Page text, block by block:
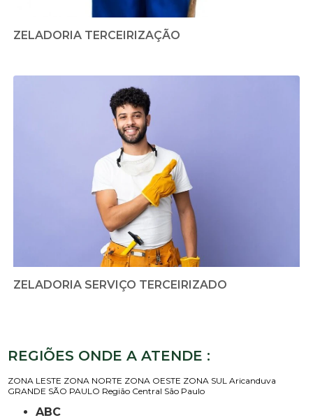
ZELADORIA TERCEIRIZAÇÃO
ZELADORIA SERVIÇO TERCEIRIZADO
REGIÕES ONDE A ATENDE :
ZONA LESTE ZONA NORTE ZONA OESTE ZONA SUL Aricanduva
GRANDE SÃO PAULO Região Central São Paulo
ABC